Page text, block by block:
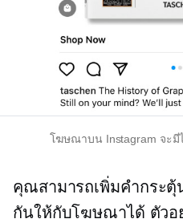
โฆษณาบน Instagram จะ
คุณสามารถเพิ่มคำกระ
กันให้กับโฆษณาได้ ตัวอ